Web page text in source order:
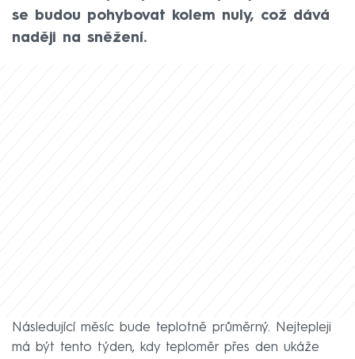
se budou pohybovat kolem nuly, což dává
naději na sněžení.
Následující měsíc bude teplotně průměrný. Nejtepleji
má být tento týden, kdy teploměr přes den ukáže